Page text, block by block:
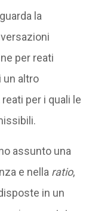
la
per reati
un altro
per i quali le
assunto una
e nella ratio,
in un